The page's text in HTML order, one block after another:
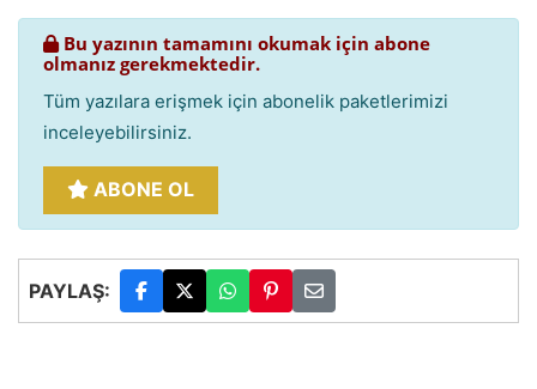
Bu yazının tamamını okumak için abone
olmanız gerekmektedir.
Tüm yazılara erişmek için abonelik paketlerimizi
inceleyebilirsiniz.
ABONE OL
PAYLAŞ: